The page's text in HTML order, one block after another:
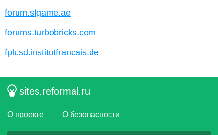
forum.sfgame.ae
forums.turbobricks.com
fplusd.institutfrancais.de
sites.reformal.ru
О проекте О безопасности